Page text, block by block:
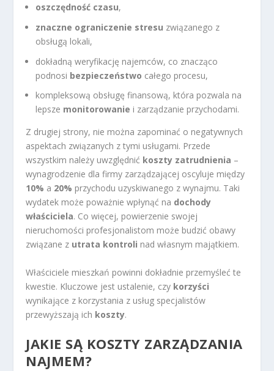
oszczędność czasu,
znaczne ograniczenie stresu związanego z
obsługą lokali,
dokładną weryfikację najemców, co znacząco
podnosi bezpieczeństwo całego procesu,
kompleksową obsługę finansową, która pozwala na
lepsze monitorowanie i zarządzanie przychodami.
Z drugiej strony, nie można zapominać o negatywnych
aspektach związanych z tymi usługami. Przede
wszystkim należy uwzględnić koszty zatrudnienia –
wynagrodzenie dla firmy zarządzającej oscyluje między
10% a 20% przychodu uzyskiwanego z wynajmu. Taki
wydatek może poważnie wpłynąć na dochody
właściciela. Co więcej, powierzenie swojej
nieruchomości profesjonalistom może budzić obawy
związane z utrata kontroli nad własnym majątkiem.
Właściciele mieszkań powinni dokładnie przemyśleć te
kwestie. Kluczowe jest ustalenie, czy korzyści
wynikające z korzystania z usług specjalistów
przewyższają ich koszty.
JAKIE SĄ KOSZTY ZARZĄDZANIA
NAJMEM?